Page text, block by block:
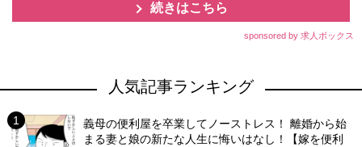
続きはこちら
sponsored by 求人ボックス
人気記事ランキング
義母の便利屋を卒業してノーストレス！ 離婚から始
まる妻と娘の新たな人生に悔いはなし！【嫁を便利